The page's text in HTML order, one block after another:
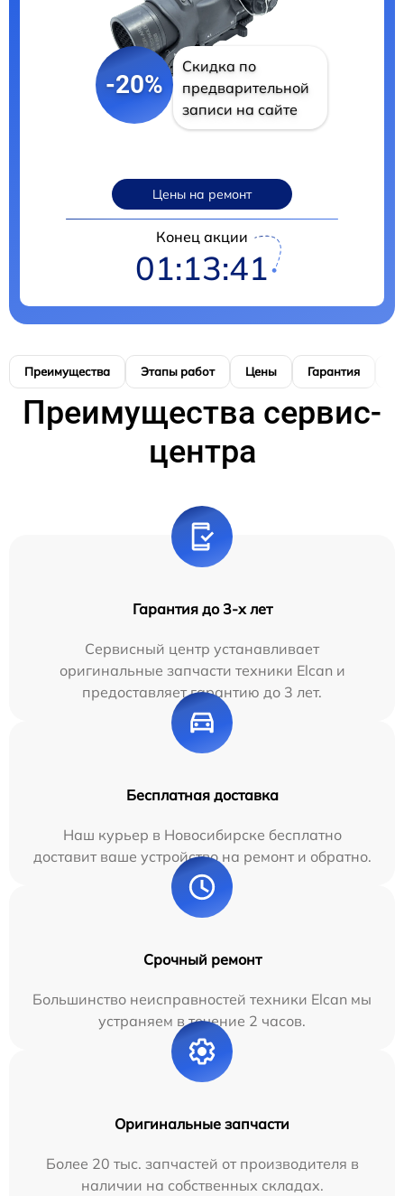
-20%
Скидка по
предварительной
записи на сайте
Цены на ремонт
Конец акции
01:13:40
Преимущества Этапы работ Цены Гарантия
Преимущества сервис-
центра
Гарантия до 3-х лет
Сервисный центр устанавливает
оригинальные запчасти техники Elcan и
предоставляет гарантию до 3 лет.
Бесплатная доставка
Наш курьер в Новосибирске бесплатно
доставит ваше устройство на ремонт и обратно.
Срочный ремонт
Большинство неисправностей техники Elcan мы
устраняем в течение 2 часов.
Оригинальные запчасти
Более 20 тыс. запчастей от производителя в
наличии на собственных складах.